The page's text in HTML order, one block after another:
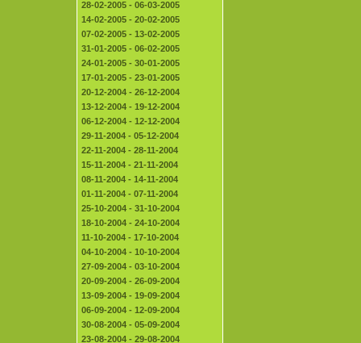
28-02-2005 - 06-03-2005
14-02-2005 - 20-02-2005
07-02-2005 - 13-02-2005
31-01-2005 - 06-02-2005
24-01-2005 - 30-01-2005
17-01-2005 - 23-01-2005
20-12-2004 - 26-12-2004
13-12-2004 - 19-12-2004
06-12-2004 - 12-12-2004
29-11-2004 - 05-12-2004
22-11-2004 - 28-11-2004
15-11-2004 - 21-11-2004
08-11-2004 - 14-11-2004
01-11-2004 - 07-11-2004
25-10-2004 - 31-10-2004
18-10-2004 - 24-10-2004
11-10-2004 - 17-10-2004
04-10-2004 - 10-10-2004
27-09-2004 - 03-10-2004
20-09-2004 - 26-09-2004
13-09-2004 - 19-09-2004
06-09-2004 - 12-09-2004
30-08-2004 - 05-09-2004
23-08-2004 - 29-08-2004